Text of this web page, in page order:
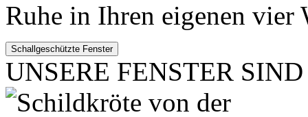
Ruhe in Ihren eigenen vier
UNSERE FENSTER